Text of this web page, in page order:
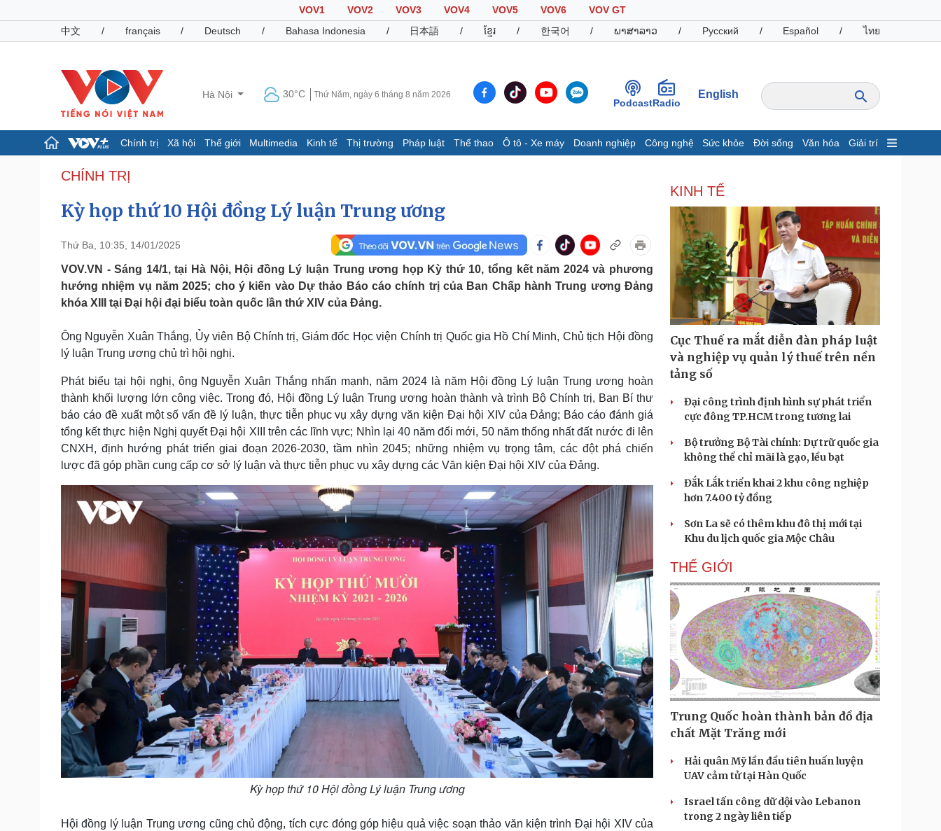
VOV1 VOV2 VOV3 VOV4 VOV5 VOV6
VOV GT
中文
/ français / Deutsch / Bahasa Indonesia / 日本語 / ខ្មែរ / 한국어 / ພາສາລາວ / Русский / Español / ไทย
Hà Nội 30°C Thứ Năm, ngày 6 tháng 8 năm 2026
PodcastRadio
English
Chính trị Xã hội Thế giới Multimedia Kinh tế Thị trường Pháp luật Thể thao Ô tô - Xe máy Doanh nghiệp Công nghệ Sức khỏe Đời sống Văn hóa Giải trí
Chính trị
Tổ chức nhân sự
Quốc hội
Dự báo thời tiết
Giáo dục
Biển đảo
Cuộc sống đó đây
Hồ sơ
Infographic
Bất động sản
Khởi nghiệp
Tiêu dùng
Tỷ giá
Chứng khoán
Giá cà phê
Pháp luật
Vụ án
Tư vấn luật
Quân sự - Quốc phòng
Vũ khí
Phân tích
Thể thao
Bóng đá
Thế giới thể thao
Ô tô - Xe máy
Tư vấn
Doanh nghiệp
Thông tin doanh nghiệp
Doanh nghiệp 24h
Doanh nhân
Vì cộng đồng
Công nghệ
Sành điệu
Tin Công nghệ
Trải nghiệm
Chuyển đổi số
Dinh dưỡng - món ngon
Sản phụ khoa
Nhi khoa
Nam khoa
Phòng mạch online
Ăn sạch sống khỏe
Đời sống
Nhà đẹp
Blog
Tình yêu - Gia đình
Văn hóa
Sân khấu - Điện ảnh
Văn học
Âm nhạc
Di sản
Giải trí
Nghệ sĩ
Sao Việt
Du lịch
Tư vấn
Săn Tour
check-in
Câu chuyện thời sự
Đọc truyện đêm khuya
Cửa sổ tình yêu
Kể chuyện cho bé
Hạt giống tâm hồn
CHÍNH TRỊ
Kỳ họp thứ 10 Hội đồng Lý luận Trung ương
Thứ Ba, 10:35, 14/01/2025
VOV.VN - Sáng 14/1, tại Hà Nội, Hội đồng Lý luận Trung ương họp Kỳ thứ 10, tổng kết năm 2024 và phương
hướng nhiệm vụ năm 2025; cho ý kiến vào Dự thảo Báo cáo chính trị của Ban Chấp hành Trung ương Đảng
khóa XIII tại Đại hội đại biểu toàn quốc lần thứ XIV của Đảng.
Ông Nguyễn Xuân Thắng, Ủy viên Bộ Chính trị, Giám đốc Học viện Chính trị Quốc gia Hồ Chí Minh, Chủ tịch Hội đồng
lý luận Trung ương chủ trì hội nghị.
Phát biểu tại hội nghị, ông Nguyễn Xuân Thắng nhấn mạnh, năm 2024 là năm Hội đồng Lý luận Trung ương hoàn
thành khối lượng lớn công việc. Trong đó, Hội đồng Lý luận Trung ương hoàn thành và trình Bộ Chính trị, Ban Bí thư
báo cáo đề xuất một số vấn đề lý luận, thực tiễn phục vụ xây dựng văn kiện Đại hội XIV của Đảng; Báo cáo đánh giá
tổng kết thực hiện Nghị quyết Đại hội XIII trên các lĩnh vực; Nhìn lại 40 năm đổi mới, 50 năm thống nhất đất nước đi lên
CNXH, định hướng phát triển giai đoạn 2026-2030, tầm nhìn 2045; những nhiệm vụ trọng tâm, các đột phá chiến
lược đã góp phần cung cấp cơ sở lý luận và thực tiễn phục vụ xây dựng các Văn kiện Đại hội XIV của Đảng.
Kỳ họp thứ 10 Hội đồng Lý luận Trung ương
Hội đồng lý luận Trung ương cũng chủ động, tích cực đóng góp hiệu quả việc soạn thảo văn kiện trình Đại hội XIV của
KINH TẾ
Cục Thuế ra mắt diễn đàn pháp luật
và nghiệp vụ quản lý thuế trên nền
tảng số
Đại công trình định hình sự phát triển
cực đông TP.HCM trong tương lai
Bộ trưởng Bộ Tài chính: Dự trữ quốc gia
không thể chỉ mãi là gạo, lều bạt
Đắk Lắk triển khai 2 khu công nghiệp
hơn 7.400 tỷ đồng
Sơn La sẽ có thêm khu đô thị mới tại
Khu du lịch quốc gia Mộc Châu
THẾ GIỚI
Trung Quốc hoàn thành bản đồ địa
chất Mặt Trăng mới
Hải quân Mỹ lần đầu tiên huấn luyện
UAV cảm tử tại Hàn Quốc
Israel tấn công dữ dội vào Lebanon
trong 2 ngày liên tiếp